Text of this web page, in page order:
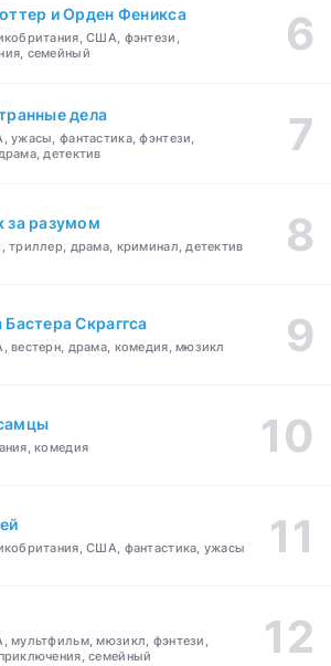
и Орден Феникса
США, фэнтези,
семейный
дела
ужасы, фантастика, фэнтези,
детектив
за разумом
триллер, драма, криминал, детектив
Бастера Скраггса
вестерн, драма, комедия, мюзикл
комедия
США, фантастика, ужасы
мультфильм, мюзикл, фэнтези,
семейный